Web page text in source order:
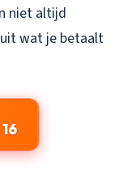
niet altijd
wat je betaalt